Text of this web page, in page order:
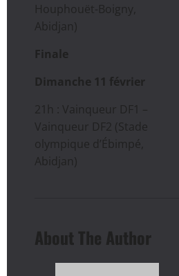
Houphouët-Boigny,
Abidjan)
Finale
Dimanche 11 février
21h : Vainqueur DF1 –
Vainqueur DF2 (Stade
olympique d’Ébimpé,
Abidjan)
About The Author